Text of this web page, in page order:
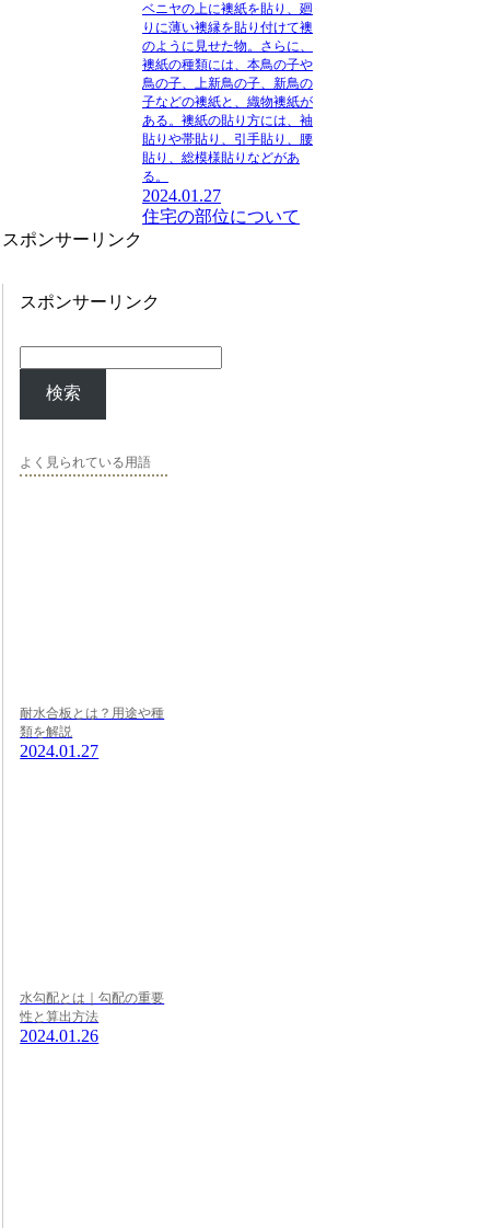
ベニヤの上に襖紙を貼り、廻
りに薄い襖縁を貼り付けて襖
のように見せた物。さらに、
襖紙の種類には、本鳥の子や
鳥の子、上新鳥の子、新鳥の
子などの襖紙と、織物襖紙が
ある。襖紙の貼り方には、袖
貼りや帯貼り、引手貼り、腰
貼り、総模様貼りなどがあ
る。
2024.01.27
住宅の部位について
スポンサーリンク
スポンサーリンク
検索
よく見られている用語
耐水合板とは？用途や種
類を解説
2024.01.27
水勾配とは｜勾配の重要
性と算出方法
2024.01.26